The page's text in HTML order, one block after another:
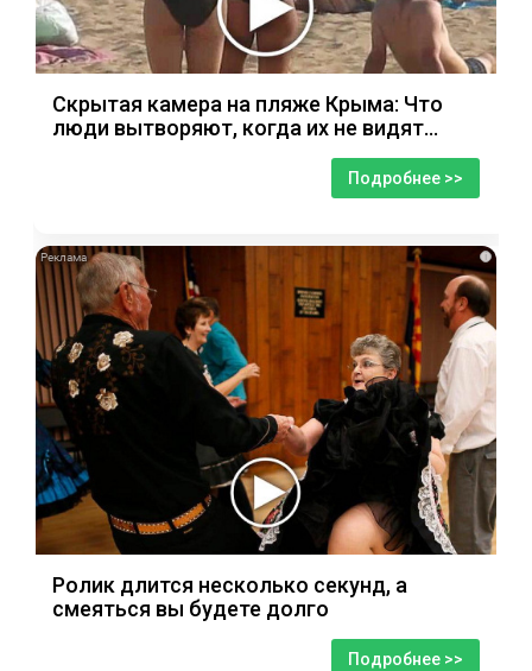
Скрытая камера на пляже Крыма: Что
люди вытворяют, когда их не видят...
Подробнее >>
i
Ролик длится несколько секунд, а
смеяться вы будете долго
Подробнее >>